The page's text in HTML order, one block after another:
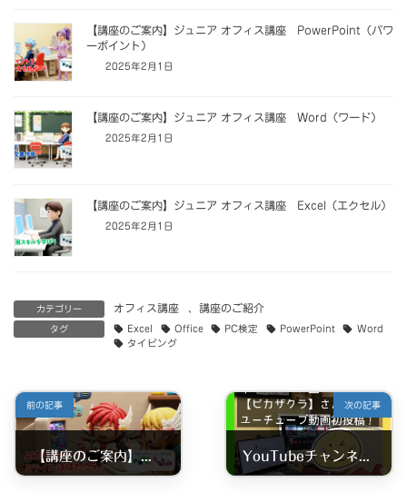
【講座のご案内】ジュニア オフィス講座 PowerPoint（パワ
ーポイント）
2025年2月1日
【講座のご案内】ジュニア オフィス講座 Word（ワード）
2025年2月1日
【講座のご案内】ジュニア オフィス講座 Excel（エクセル）
2025年2月1日
カテゴリー オフィス講座 講座のご紹介
タグ Excel Office PC検定 PowerPoint
Word
タイピング
前の記事
【講座のご案内】生成AI 基礎講座
次の記事
YouTubeチャンネルのご紹介 -ピカザクラ